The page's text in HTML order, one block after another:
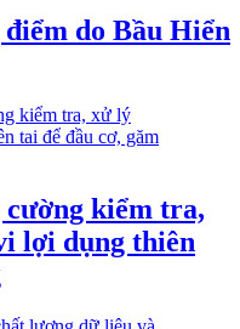
do Bầu Hiển
kiểm tra,
lợi dụng thiên